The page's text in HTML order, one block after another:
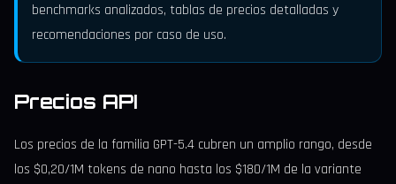
benchmarks analizados, tablas de precios detalladas y
recomendaciones por caso de uso.
Precios API
Los precios de la familia GPT-5.4 cubren un amplio rango, desde
los $0,20/1M tokens de nano hasta los $180/1M de la variante